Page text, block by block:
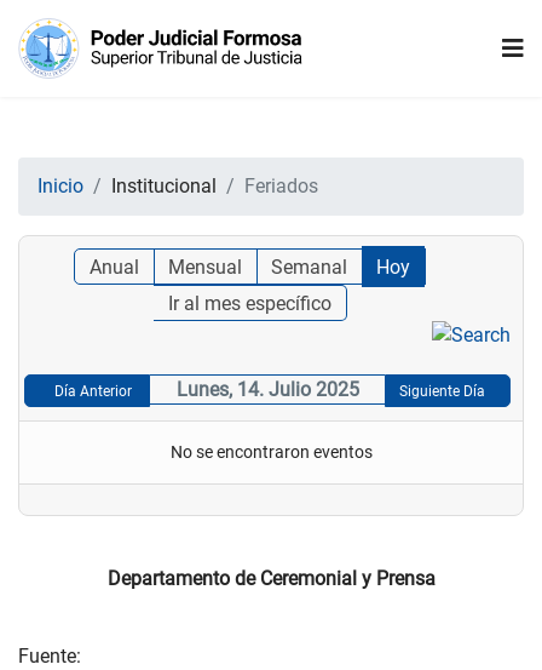
Inicio Institucional Feriados
Anual Mensual Semanal
Hoy
Ir al mes específico
Día Anterior Lunes, 14. Julio 2025 Siguiente Día
No se encontraron eventos
Departamento de Ceremonial y Prensa
Fuente: